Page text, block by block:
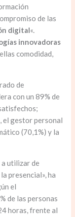
de las
digital«.
innovadoras
comodidad,
de
con un 89% de
el gestor personal
(70,1%) y la
a utilizar de
presencial», ha
el
de las personas
horas, frente al